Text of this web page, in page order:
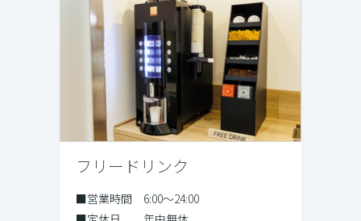
フリードリンク
■営業時間 6:00～24:00